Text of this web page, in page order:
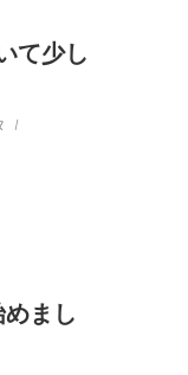
て少し
まし